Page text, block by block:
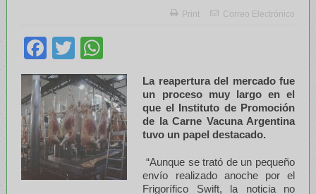
Print Correo Electrónico
Facebook
Twitter
La reapertura del mercado fue
un proceso muy largo en el
que el Instituto de Promoción
de la Carne Vacuna Argentina
tuvo un papel destacado.
“Aunque se trató de un pequeño
envío realizado anoche por el
Frigorífico Swift, la noticia no